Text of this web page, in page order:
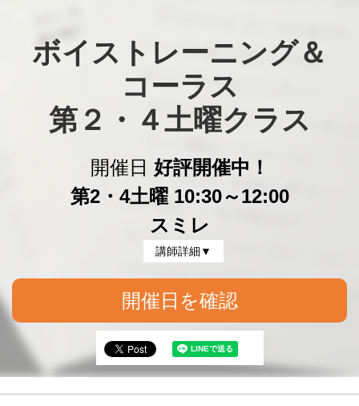
ボイストレーニング＆
コーラス
第２・４土曜クラス
開催日 好評開催中！
第2・4土曜 10:30～12:00
スミレ
講師詳細▼
開催日を確認